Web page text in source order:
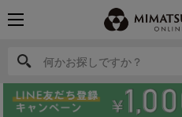
何かお探しですか？
何かお探しですか？